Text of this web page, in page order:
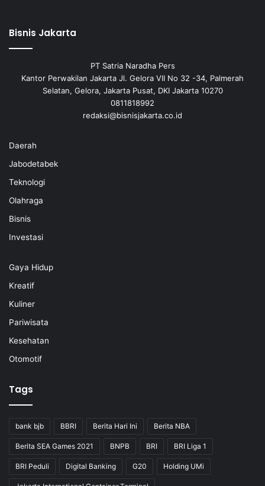
Bisnis Jakarta
PT Satria Naradha Pers
Kantor Perwakilan Jakarta Jl. Gelora VII No 32 -34, Palmerah
Selatan, Gelora, Jakarta Pusat, DKI Jakarta 10270
0811818992
redaksi@bisnisjakarta.co.id
Daerah
Jabodetabek
Teknologi
Olahraga
Bisnis
Investasi
Gaya Hidup
Kreatif
Kuliner
Pariwisata
Kesehatan
Otomotif
Tags
bank bjb BBRI Berita Hari Ini Berita NBA
Berita SEA Games 2021 BNPB BRI BRI Liga 1
BRI Peduli Digital Banking G20 Holding UMi